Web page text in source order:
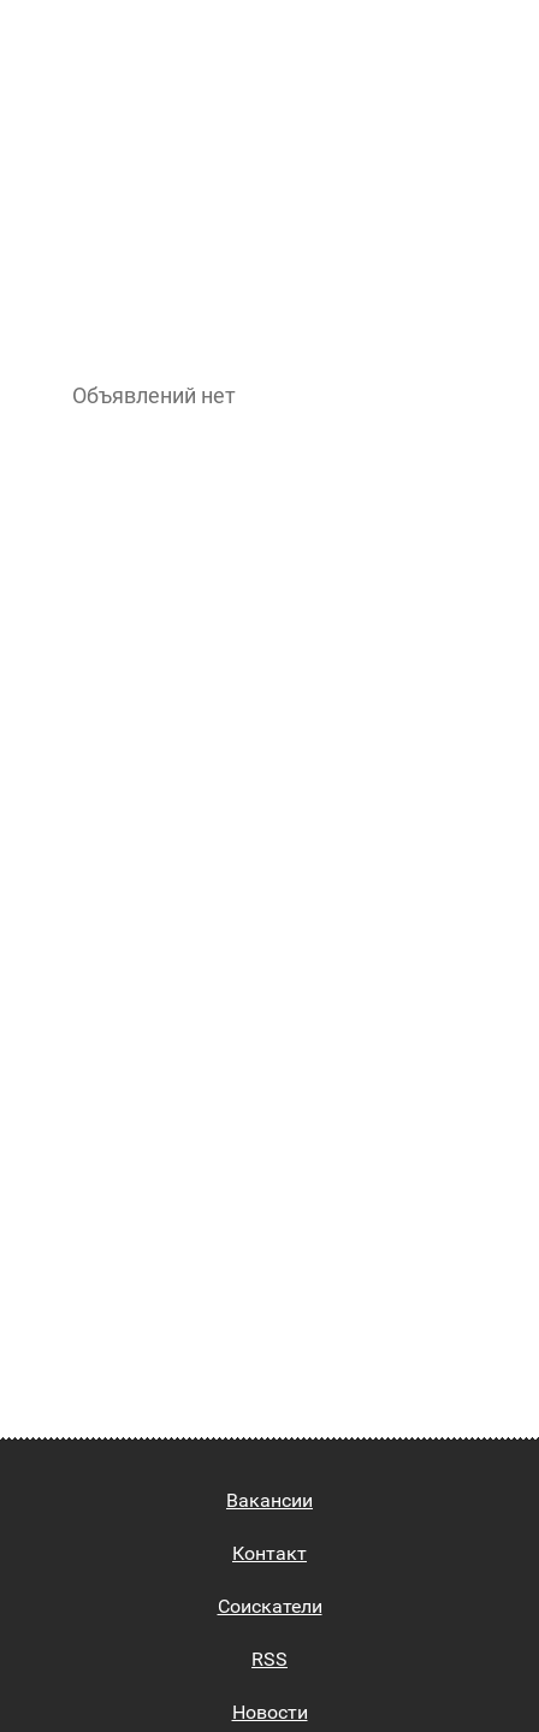
Объявлений нет
Вакансии
Контакт
Соискатели
RSS
Новости